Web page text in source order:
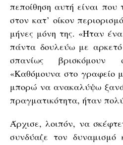
πεποίθηση αυτή είναι που
στον κατ’ οίκον
μήνες μόνη της. «Ήταν
πάντα δουλεύω με
σπανίως βρισκόμουν
«Καθόμουνα στο γραφείο
μπορώ να ανακαλύψω
πραγματικότητα, ήταν
Άρχισε, λοιπόν, να
συνδύαζε τον δυναμισμό